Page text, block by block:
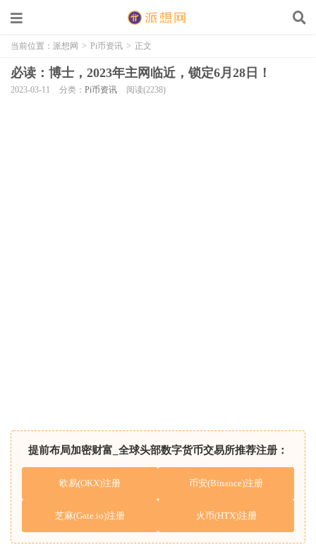
当前位置： 派想网 > Pi币资讯 > 正文
必读：博士，2023年主网临近，锁定6月28日！
2023-03-11 分类： Pi币资讯 阅读(2238)
提前布局加密财富_全球头部数字货币交易所推荐注册：
欧易(OKX)注册 币安(Binance)注册
芝麻(Gate.io)注册 火币(HTX)注册